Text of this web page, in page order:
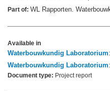
Part of: WL Rapporten.
Available in
Waterbouwkundig Laboratorium:
Waterbouwkundig Laboratorium:
Document type: Project report